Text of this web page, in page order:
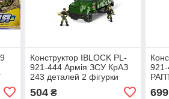
Конструктор IBLOCK PL-
921-444 Армія ЗСУ КрАЗ
243 деталей 2 фігурки
504₴